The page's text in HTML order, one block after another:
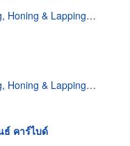
& Lapping Service
& Lapping Service
ธ์ คาร์ไบด์